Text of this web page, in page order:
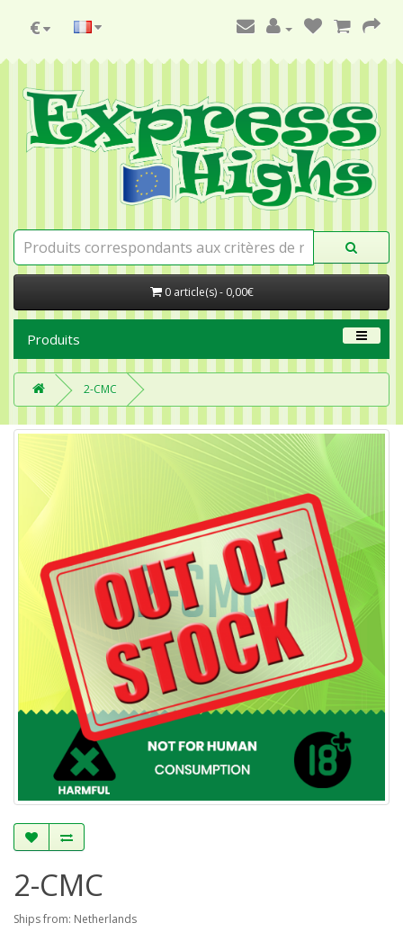
€
0 article(s) - 0,00€
Produits
2-CMC
2-CMC
Ships from: Netherlands